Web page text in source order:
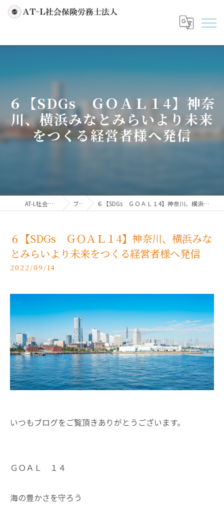
６【SDGs ＧＯＡＬ１4】神奈
川、横浜みなとみらいより未来
をつくる経営者様へ発信
AT-L社会保険労務士法人 ブログ ６【SDGs ＧＯＡＬ１4】神奈川、横浜みなとみらいより未来をつくる経営者様へ発信
６【SDGs ＧＯＡＬ１4】神奈川、横浜みな
とみらいより未来をつくる経営者様へ発信
2022/09/14
いつもブログをご覧頂きありがとうございます。
ＧＯＡＬ １４
海の豊かさを守ろう